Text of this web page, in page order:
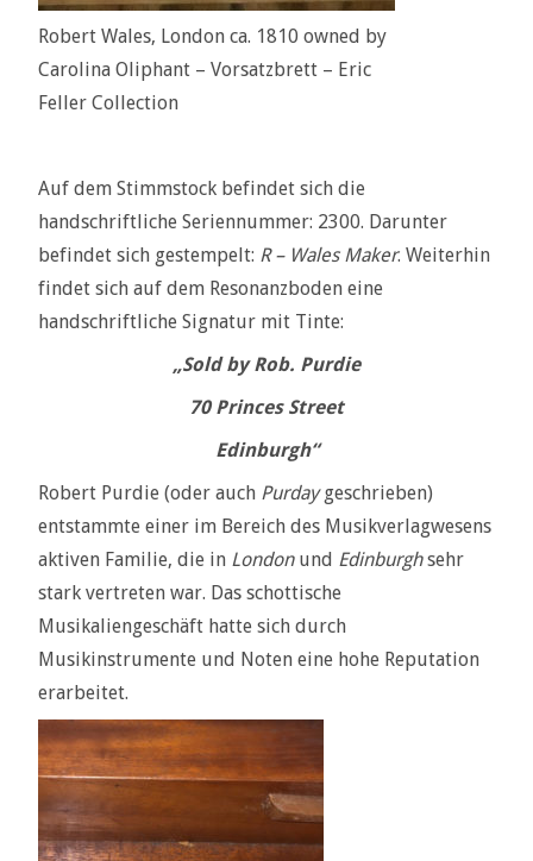
Robert Wales, London ca. 1810 owned by
Carolina Oliphant – Vorsatzbrett – Eric
Feller Collection
Auf dem Stimmstock befindet sich die
handschriftliche Seriennummer: 2300. Darunter
befindet sich gestempelt: R – Wales Maker. Weiterhin
findet sich auf dem Resonanzboden eine
handschriftliche Signatur mit Tinte:
„Sold by Rob. Purdie
70 Princes Street
Edinburgh“
Robert Purdie (oder auch Purdaygeschrieben)
entstammte einer im Bereich des Musikverlagwesens
aktiven Familie, die in Londonund Edinburghsehr
stark vertreten war. Das schottische
Musikaliengeschäft hatte sich durch
Musikinstrumente und Noten eine hohe Reputation
erarbeitet.